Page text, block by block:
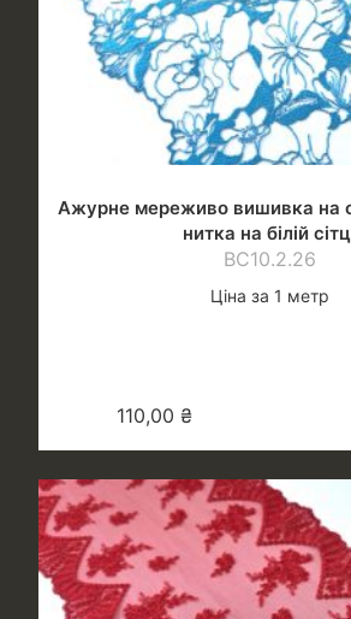
Ажурне мереживо вишивка на
нитка на білій
ВС10.2.26
Ціна за 1 метр
110,00 ₴